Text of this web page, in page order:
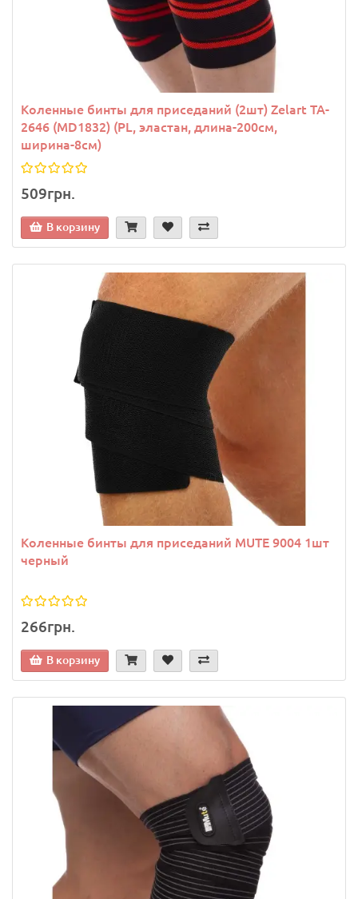
Коленные бинты для приседаний (2шт) Zelart TA-
2646 (MD1832) (PL, эластан, длина-200см,
ширина-8см)
509грн.
В корзину
Коленные бинты для приседаний MUTE 9004 1шт
черный
266грн.
В корзину